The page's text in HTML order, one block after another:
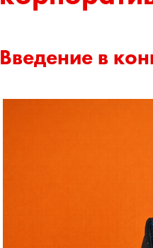
Введение в